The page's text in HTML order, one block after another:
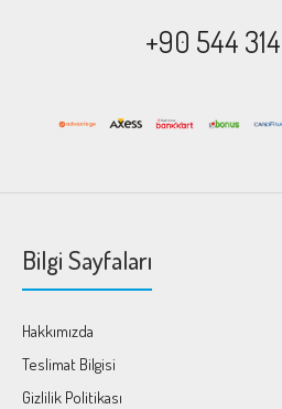
+90 544
Bilgi Sayfaları
Hakkımızda
Teslimat Bilgisi
Gizlilik Politikası